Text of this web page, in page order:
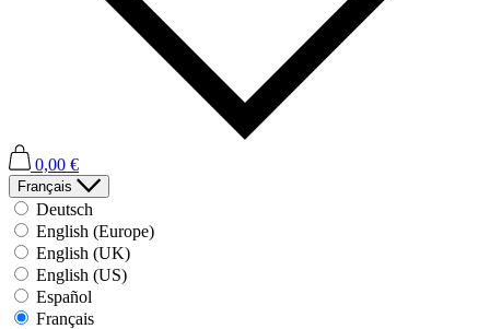
0,00 €
Français
Deutsch
English (Europe)
English (UK)
English (US)
Español
Français